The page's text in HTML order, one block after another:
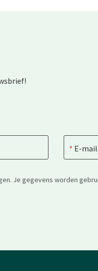
E-
Je gegevens worden